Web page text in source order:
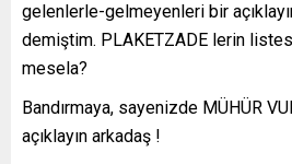
gelenlerle-gelmeyenleri bir
demiştim. PLAKETZADE lerin
mesela?
Bandırmaya, sayenizde MÜHÜR
açıklayın arkadaş !